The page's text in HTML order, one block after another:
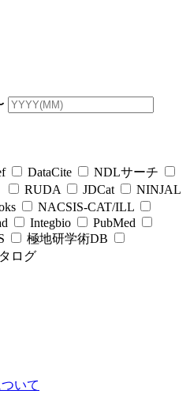
DataCite
NDLサーチ
RUDA JDCat
NINJAL
NACSIS-CAT/ILL
Integbio
PubMed
極地研学術DB
ログ
いて